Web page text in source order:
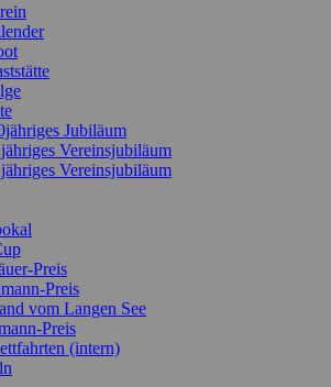
Jubiläum
Vereinsjubiläum
Vereinsjubiläum
Preis
Preis
vom Langen See
Preis
(intern)